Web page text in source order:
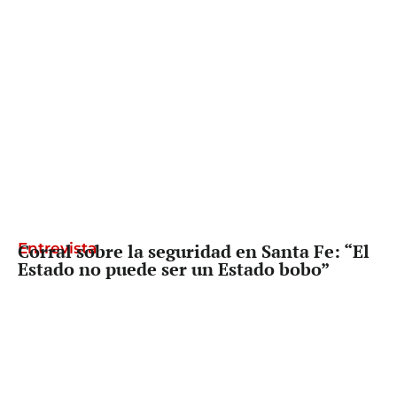
Entrevista
Corral sobre la seguridad en Santa Fe: “El
Estado no puede ser un Estado bobo”